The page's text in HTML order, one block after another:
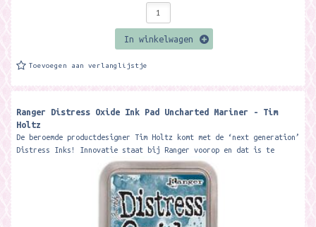
In winkelwagen
Toevoegen aan verlanglijstje
Ranger Distress Oxide Ink Pad Uncharted Mariner - Tim
Holtz
De beroemde productdesigner Tim Holtz komt met de ‘next generation’
Distress Inks! Innovatie staat bij Ranger voorop en dat is te